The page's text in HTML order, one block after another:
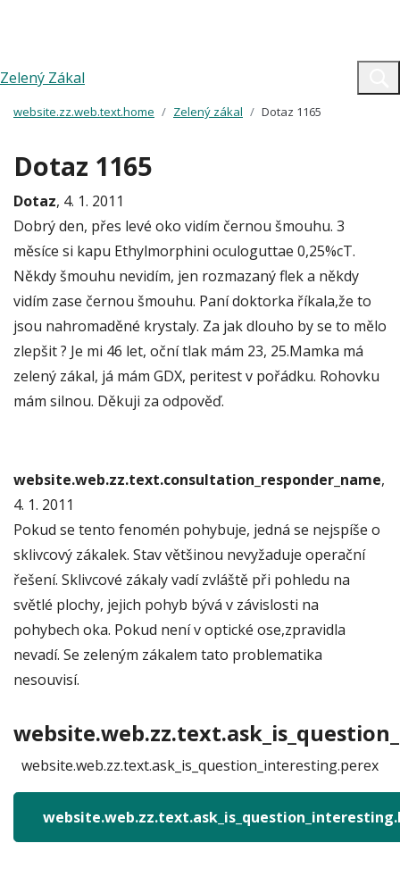
Zelený Zákal
website.zz.web.text.home Zelený zákal Dotaz 1165
Dotaz 1165
Dotaz, 4. 1. 2011
Dobrý den, přes levé oko vidím černou šmouhu. 3
měsíce si kapu Ethylmorphini oculoguttae 0,25%cT.
Někdy šmouhu nevidím, jen rozmazaný flek a někdy
vidím zase černou šmouhu. Paní doktorka říkala,že to
jsou nahromaděné krystaly. Za jak dlouho by se to mělo
zlepšit ? Je mi 46 let, oční tlak mám 23, 25.Mamka má
zelený zákal, já mám GDX, peritest v pořádku. Rohovku
mám silnou. Děkuji za odpověď.
website.web.zz.text.consultation_responder_name,
4. 1. 2011
Pokud se tento fenomén pohybuje, jedná se nejspíše o
sklivcový zákalek. Stav většinou nevyžaduje operační
řešení. Sklivcové zákaly vadí zvláště při pohledu na
světlé plochy, jejich pohyb bývá v závislosti na
pohybech oka. Pokud není v optické ose,zpravidla
nevadí. Se zeleným zákalem tato problematika
nesouvisí.
website.web.zz.text.ask_is_question_interesting.perex